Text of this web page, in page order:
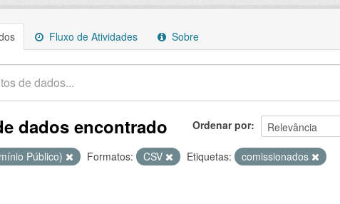
Fluxo de Atividades Sobre
Ordenar por
dados encontrado
Público) Formatos: CSV Etiquetas:
comissionados